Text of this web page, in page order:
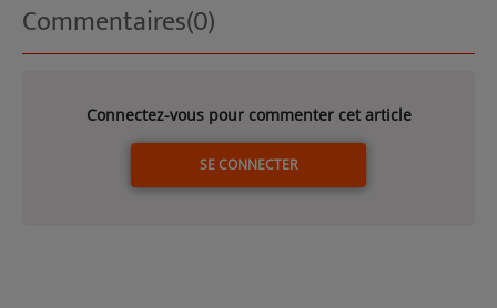
Commentaires(0)
Connectez-vous pour commenter cet article
SE CONNECTER